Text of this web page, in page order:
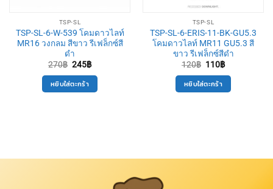
TSP-SL
TSP-SL-6-W-539 โคมดาวไลท์
MR16 วงกลม สีขาว รีเฟล็กซ์สี
ดำ
270฿ Original
was:
270฿.
245฿Current
is:
245฿.
หยิบใส่ตะกร้า
TSP-SL
TSP-SL-6-ERIS-11-BK-GU5.3
โคมดาวไลท์ MR11 GU5.3 สี
ขาว รีเฟล็กซ์สีดำ
120฿ Original
was:
120฿.
110฿Current
is:
110฿.
หยิบใส่ตะกร้า